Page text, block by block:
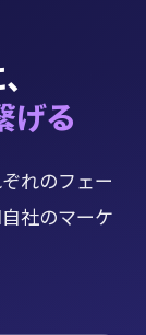
げる
れのフェー
社のマーケ